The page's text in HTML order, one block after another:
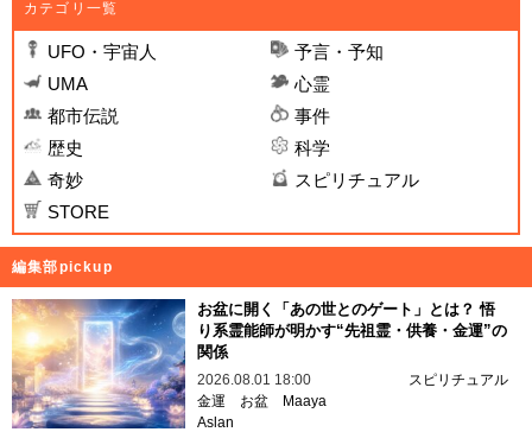
カテゴリ一覧
UFO・宇宙人
予言・予知
UMA
心霊
都市伝説
事件
歴史
科学
奇妙
スピリチュアル
STORE
編集部pickup
お盆に開く「あの世とのゲート」とは？ 悟
り系霊能師が明かす“先祖霊・供養・金運”の
関係
2026.08.01 18:00
スピリチュアル
金運
お盆
Maaya
Aslan